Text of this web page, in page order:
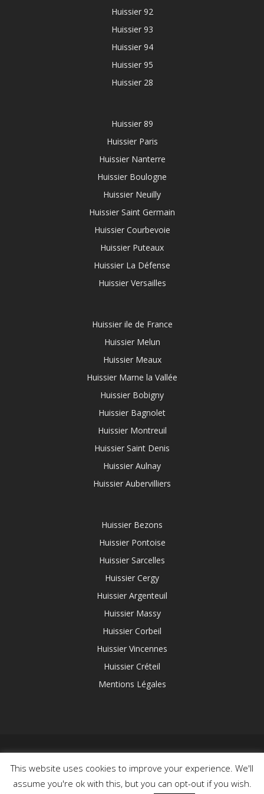
Huissier 92
Huissier 93
Huissier 94
Huissier 95
Huissier 28
Huissier 89
Huissier Paris
Huissier Nanterre
Huissier Boulogne
Huissier Neuilly
Huissier Saint Germain
Huissier Courbevoie
Huissier Puteaux
Huissier La Défense
Huissier Versailles
Huissier ile de France
Huissier Melun
Huissier Meaux
Huissier Marne la Vallée
Huissier Bobigny
Huissier Bagnolet
Huissier Montreuil
Huissier Saint Denis
Huissier Aulnay
Huissier Aubervilliers
Huissier Bezons
Huissier Pontoise
Huissier Sarcelles
Huissier Cergy
Huissier Argenteuil
Huissier Massy
Huissier Corbeil
Huissier Vincennes
Huissier Créteil
Mentions Légales
© 2020 Leroi & Associés / Huissier Web. Création :
graphissime.com
This website uses cookies to improve your experience. We'll
assume you're ok with this, but you can opt-out if you wish.